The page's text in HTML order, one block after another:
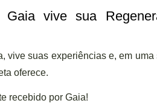
vive sua
vive suas experiências e, em
oferece.
recebido por Gaia!